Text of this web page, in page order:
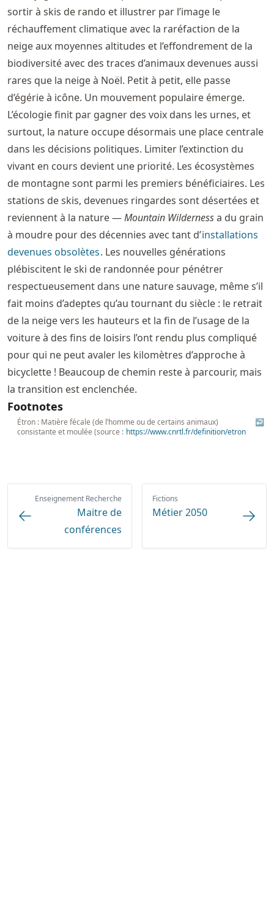
sortir à skis de rando et illustrer par l’image le
réchauffement climatique avec la raréfaction de la
neige aux moyennes altitudes et l’effondrement de la
biodiversité avec des traces d’animaux devenues aussi
rares que la neige à Noël. Petit à petit, elle passe
d’égérie à icône. Un mouvement populaire émerge.
L’écologie finit par gagner des voix dans les urnes, et
surtout, la nature occupe désormais une place centrale
dans les décisions politiques. Limiter l’extinction du
vivant en cours devient une priorité. Les écosystèmes
de montagne sont parmi les premiers bénéficiaires. Les
stations de skis, devenues ringardes sont désertées et
reviennent à la nature —Mountain Wildernessa du grain
à moudre pour des décennies avec tant d’installations
devenues obsolètes. Les nouvelles générations
plébiscitent le ski de randonnée pour pénétrer
respectueusement dans une nature sauvage, même s’il
fait moins d’adeptes qu’au tournant du siècle : le retrait
de la neige vers les hauteurs et la fin de l’usage de la
voiture à des fins de loisirs l’ont rendu plus compliqué
pour qui ne peut avaler les kilomètres d’approche à
bicyclette ! Beaucoup de chemin reste à parcourir, mais
la transition est enclenchée.
Footnotes
Étron : Matière fécale (de l’homme ou de certains animaux)
consistante et moulée (source : https://www.cnrtl.fr/definition/etron
↩
Enseignement Recherche
Maitre de
conférences
Fictions
Métier 2050